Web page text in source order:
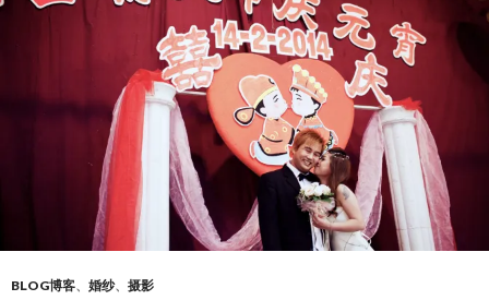
BLOG博客、 婚纱、 摄影